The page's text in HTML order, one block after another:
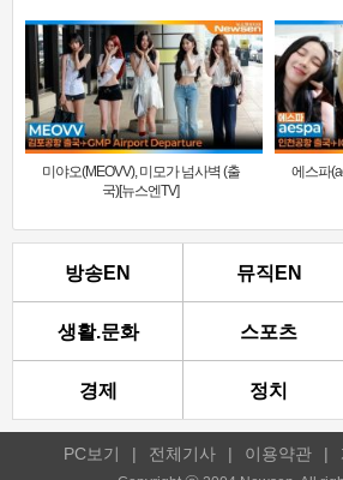
미야오(MEOVV), 미모가 넘사벽 (출
국)[뉴스엔TV]
에스파
방송EN 뮤직EN
생활.문화 스포츠
경제 정치
PC보기 | 전체기사 | 이용약관 |